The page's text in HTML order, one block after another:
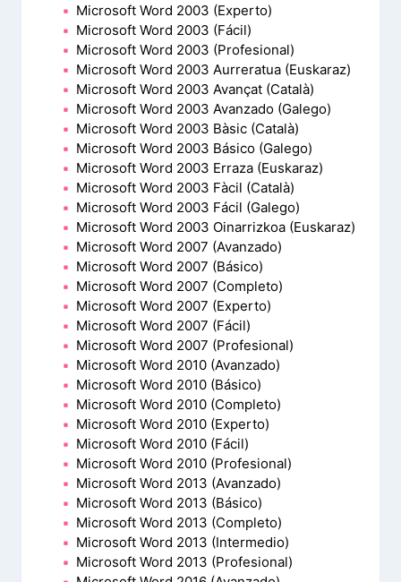
Microsoft Word 2003 (Experto)
Microsoft Word 2003 (Fácil)
Microsoft Word 2003 (Profesional)
Microsoft Word 2003 Aurreratua (Euskaraz)
Microsoft Word 2003 Avançat (Català)
Microsoft Word 2003 Avanzado (Galego)
Microsoft Word 2003 Bàsic (Català)
Microsoft Word 2003 Básico (Galego)
Microsoft Word 2003 Erraza (Euskaraz)
Microsoft Word 2003 Fàcil (Català)
Microsoft Word 2003 Fácil (Galego)
Microsoft Word 2003 Oinarrizkoa (Euskaraz)
Microsoft Word 2007 (Avanzado)
Microsoft Word 2007 (Básico)
Microsoft Word 2007 (Completo)
Microsoft Word 2007 (Experto)
Microsoft Word 2007 (Fácil)
Microsoft Word 2007 (Profesional)
Microsoft Word 2010 (Avanzado)
Microsoft Word 2010 (Básico)
Microsoft Word 2010 (Completo)
Microsoft Word 2010 (Experto)
Microsoft Word 2010 (Fácil)
Microsoft Word 2010 (Profesional)
Microsoft Word 2013 (Avanzado)
Microsoft Word 2013 (Básico)
Microsoft Word 2013 (Completo)
Microsoft Word 2013 (Intermedio)
Microsoft Word 2013 (Profesional)